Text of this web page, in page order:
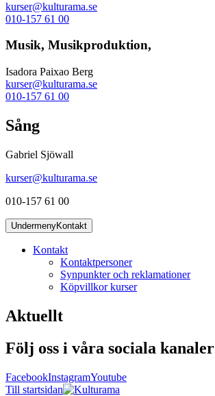
kurser@kulturama.se
010-157 61 00
Musik, Musikproduktion,
Isadora Paixao Berg
kurser@kulturama.se
010-157 61 00
Sång
Gabriel Sjöwall
kurser@kulturama.se
010-157 61 00
UndermenyKontakt
Kontakt
Kontaktpersoner
Synpunkter och reklamationer
Köpvillkor kurser
Aktuellt
Följ oss i våra sociala kanaler
FacebookInstagramYoutube
Till startsidan